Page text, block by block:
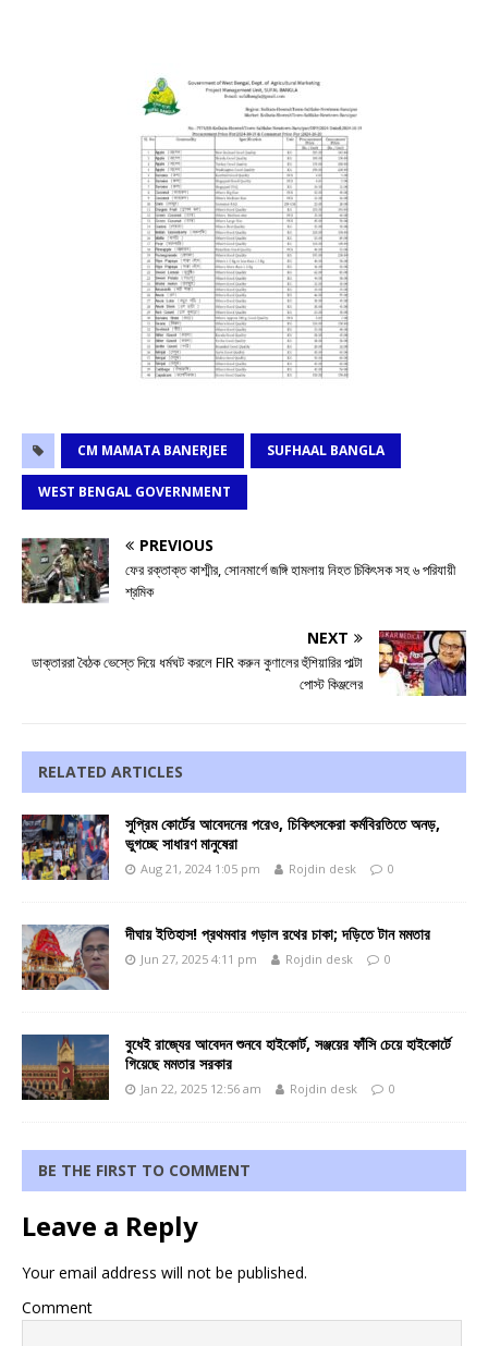
CM MAMATA BANERJEE SUFHAAL BANGLA
WEST BENGAL GOVERNMENT
PREVIOUS
ফের রক্তাক্ত কাশ্মীর, সোনমার্গে জঙ্গি হামলায় নিহত চিকিৎসক সহ ৬ পরিযায়ী
শ্রমিক
NEXT
ডাক্তাররা বৈঠক ভেস্তে দিয়ে ধর্মঘট করলে FIR করুন কুণালের হুঁশিয়ারির পাল্টা
পোস্ট কিঞ্জলের
RELATED ARTICLES
সুপ্রিম কোর্টের আবেদনের পরেও, চিকিৎসকেরা কর্মবিরতিতে অনড়,
ভুগচ্ছে সাধারণ মানুষেরা
Aug 21, 2024 1:05 pm Rojdin desk 0
দীঘায় ইতিহাস! প্রথমবার গড়াল রথের চাকা; দড়িতে টান মমতার
Jun 27, 2025 4:11 pm Rojdin desk 0
বুধেই রাজ্যের আবেদন শুনবে হাইকোর্ট, সঞ্জয়ের ফাঁসি চেয়ে হাইকোর্টে
গিয়েছে মমতার সরকার
Jan 22, 2025 12:56 am Rojdin desk 0
BE THE FIRST TO COMMENT
Leave a Reply
Your email address will not be published.
Comment